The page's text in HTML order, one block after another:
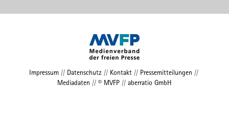
Impressum// Datenschutz // Kontakt// Pressemitteilungen //
Mediadaten // © MVFP // aberratio GmbH